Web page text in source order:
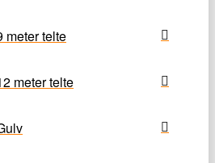
meter telte
meter telte